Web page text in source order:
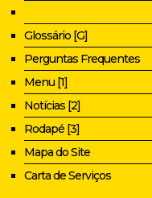
Glossário [G]
Perguntas Frequentes
Menu [1]
Notícias [2]
Rodapé [3]
Mapa do Site
Carta de Serviços